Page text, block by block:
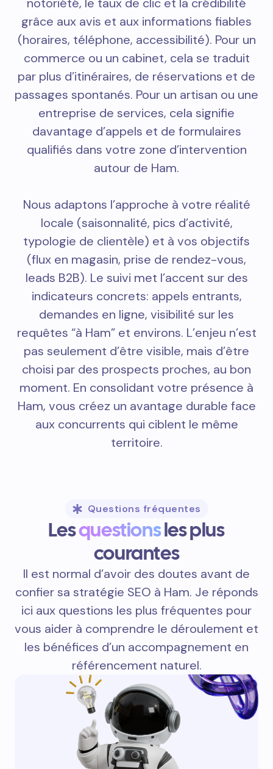
grâce aux avis et aux informations fiables
(horaires, téléphone, accessibilité). Pour un
commerce ou un cabinet, cela se traduit
par plus d’itinéraires, de réservations et de
passages spontanés. Pour un artisan ou une
entreprise de services, cela signifie
davantage d’appels et de formulaires
qualifiés dans votre zone d’intervention
autour de Ham.
Nous adaptons l’approche à votre réalité
locale (saisonnalité, pics d’activité,
typologie de clientèle) et à vos objectifs
(flux en magasin, prise de rendez-vous,
leads B2B). Le suivi met l’accent sur des
indicateurs concrets: appels entrants,
demandes en ligne, visibilité sur les
requêtes “à Ham” et environs. L’enjeu n’est
pas seulement d’être visible, mais d’être
choisi par des prospects proches, au bon
moment. En consolidant votre présence à
Ham, vous créez un avantage durable face
aux concurrents qui ciblent le même
territoire.
Questions fréquentes
Lesquestionsles plus
courantes
Il est normal d’avoir des doutes avant de
confier sa stratégie SEO à Ham. Je réponds
ici aux questions les plus fréquentes pour
vous aider à comprendre le déroulement et
les bénéfices d’un accompagnement en
référencement naturel.